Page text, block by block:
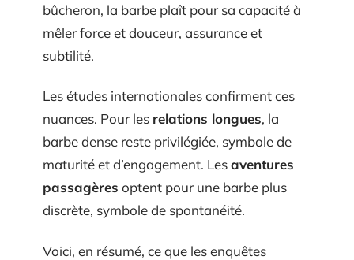
bûcheron, la barbe plaît pour sa capacité à
mêler force et douceur, assurance et
subtilité.
Les études internationales confirment ces
nuances. Pour les relations longues, la
barbe dense reste privilégiée, symbole de
maturité et d’engagement. Lesaventures
passagères optent pour une barbe plus
discrète, symbole de spontanéité.
Voici, en résumé, ce que les enquêtes